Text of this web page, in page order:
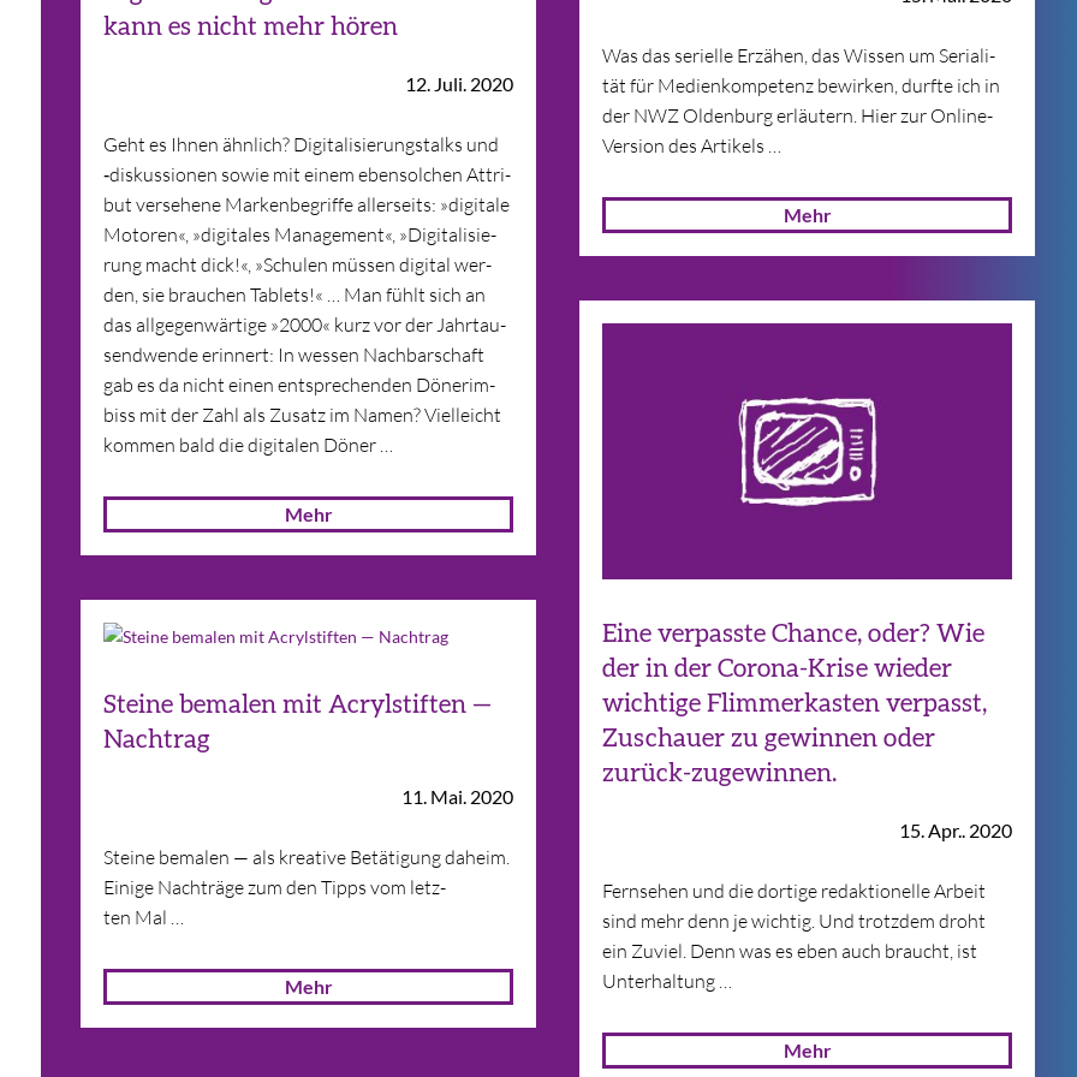
kann es nicht mehr hören
12. Juli. 2020
Geht es Ihnen ähn­lich? Digi­ta­li­sie­rungs­talks und
‑dis­kus­sio­nen sowie mit einem eben­sol­chen Attri­
but ver­se­hene Mar­ken­be­griffe aller­seits: »digi­tale
Moto­ren«, »digi­ta­les Manage­ment«, »Digi­ta­li­sie­
rung macht dick!«, »Schu­len müs­sen digi­tal wer­
den, sie brau­chen Tablets!« … Man fühlt sich an
das all­ge­gen­wär­tige »2000« kurz vor der Jahr­tau­
send­wende erin­nert: In wes­sen Nach­bar­schaft
gab es da nicht einen ent­spre­chen­den Döne­r­im­
biss mit der Zahl als Zusatz im Namen? Viel­leicht
kom­men bald die digi­ta­len Döner …
Mehr
Steine bemalen mit Acrylstiften —
Nachtrag
11. Mai. 2020
Steine bema­len — als krea­tive Betä­ti­gung daheim.
Einige Nach­träge zum den Tipps vom letz­
ten Mal …
Mehr
Was das seri­elle Erzä­hen, das Wis­sen um Seria­li­
tät für Medien­kompetenz bewir­ken, durfte ich in
der NWZ Olden­burg erläu­tern. Hier zur Online-
Ver­­­sion des Artikels …
Mehr
Eine verpasste Chance, oder? Wie
der in der Corona-Krise wieder
wichtige Flimmerkasten verpasst,
Zuschauer zu gewinnen oder
zurück-zugewinnen.
15. Apr.. 2020
Fern­se­hen und die dor­tige redak­tio­nelle Arbeit
sind mehr denn je wich­tig. Und trotz­dem droht
ein Zuviel. Denn was es eben auch braucht, ist
Unterhaltung …
Mehr